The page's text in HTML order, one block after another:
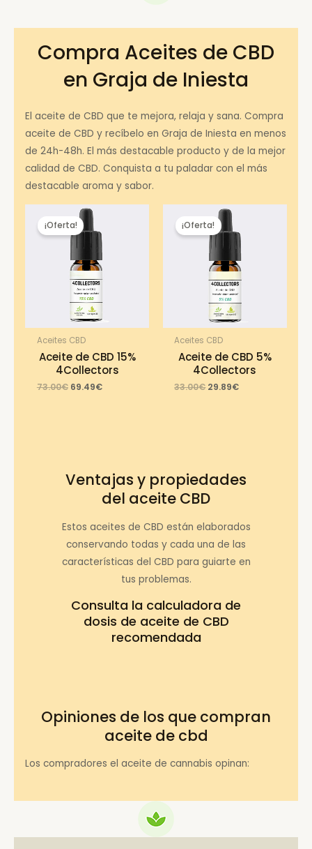
Compra Aceites de CBD
en Graja de Iniesta
El aceite de CBD que te mejora, relaja y sana. Compra
aceite de CBD y recíbelo en Graja de Iniesta en menos
de 24h-48h. El más destacable producto y de la mejor
calidad de CBD. Conquista a tu paladar con el más
destacable aroma y sabor.
¡Oferta!
Aceites CBD
Aceite de CBD 15%
4Collectors
73.00€ Original
69.49€Current
¡Oferta!
Aceites CBD
Aceite de CBD 5%
4Collectors
33.00€ Original
29.89€Current
Ventajas y propiedades
del aceite CBD
Estos aceites de CBD están elaborados
conservando todas y cada una de las
características del CBD para guiarte en
tus problemas.
Consulta la calculadora de
dosis de aceite de CBD
recomendada
Opiniones de los que compran
aceite de cbd
Los compradores el aceite de cannabis opinan: